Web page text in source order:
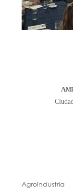
A
Agroindustria